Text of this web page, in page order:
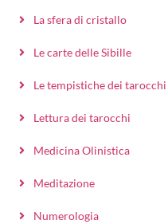
La sfera di cristallo
Le carte delle Sibille
Le tempistiche dei tarocchi
Lettura dei tarocchi
Medicina Olinistica
Meditazione
Numerologia